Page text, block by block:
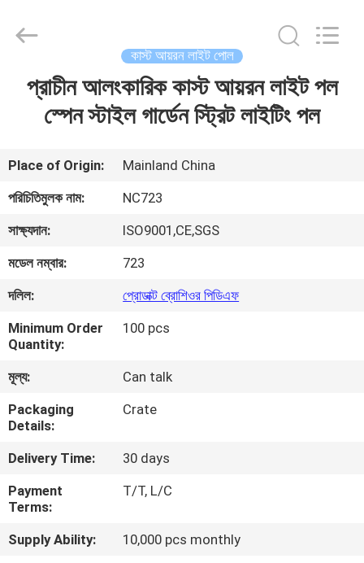
বাড়ি
ভিডিও
আমাদের
সম্বন্ধে
কারখানা
পরিদর্শন
গুণমান
নিয়ন্ত্রণ
আমাদের
সাথে
যোগাযোগ
Foundry
CO.,LTD.
কাস্ট আয়রন লাইট পোল
প্রাচীন আলংকারিক কাস্ট আয়রন লাইট পল
স্পেন স্টাইল গার্ডেন স্ট্রিট লাইটিং পল
Place of Origin:
Mainland China
পরিচিতিমুলক নাম:
NC723
সাক্ষ্যদান:
ISO9001,CE,SGS
মডেল নম্বার:
723
দলিল:
প্রোডাক্ট ব্রোশিওর পিডিএফ
Minimum Order
Quantity:
100 pcs
মূল্য:
Can talk
Packaging
Details:
Crate
Delivery Time:
30 days
Payment
Terms:
T/T, L/C
Supply Ability:
10,000 pcs monthly